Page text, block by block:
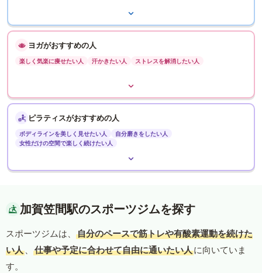
ヨガがおすすめの人
楽しく気楽に痩せたい人 汗かきたい人 ストレスを解消したい人
ピラティスがおすすめの人
ボディラインを美しく見せたい人
自分磨きをしたい人
女性だけの空間で楽しく続けたい人
加賀笠間駅のスポーツジムを探す
スポーツジムは、
自分のペースで筋トレや有酸素運動を続けた
い人 、 仕事や予定に合わせて自由に通いたい人に向いていま
す。